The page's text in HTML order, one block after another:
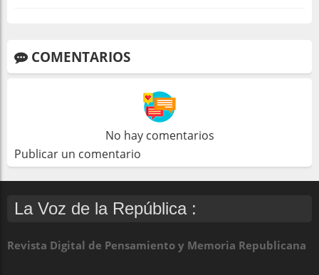
COMENTARIOS
No hay comentarios
Publicar un comentario
La Voz de la República :
Revista Digital de Pensamiento y Memoria Republicana